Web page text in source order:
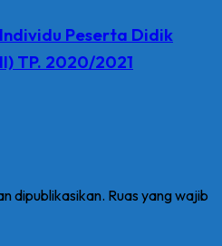
Peserta Didik
TP. 2020/2021
dipublikasikan. Ruas yang wajib